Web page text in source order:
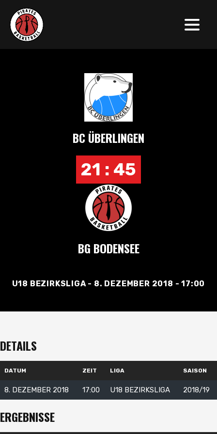
BC ÜBERLINGEN
21 : 45
BG BODENSEE
U18 BEZIRKSLIGA - 8. DEZEMBER 2018 - 17:00
DETAILS
DATUM ZEIT LIGA SAISON
8. DEZEMBER 2018 17:00 U18 BEZIRKSLIGA 2018/19
ERGEBNISSE